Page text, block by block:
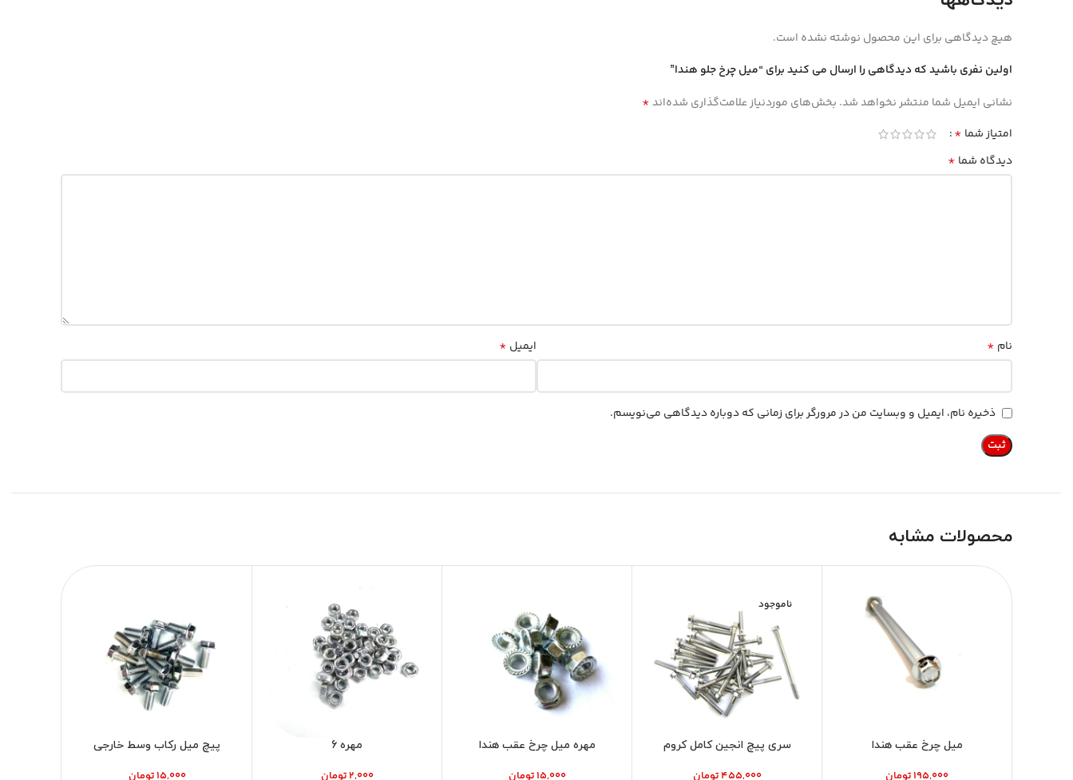
هیچ دیدگاهی برای این محصول نوشته نشده است.
اولین نفری باشید که دیدگاهی را ارسال می کنید برای “میل چرخ جلو هندا”
نشانی ایمیل شما منتشر نخواهد شد. بخش‌های موردنیاز علامت‌گذاری شده‌اند*
امتیاز شما *
دیدگاه شما *
نام * ایمیل *
ذخیره نام، ایمیل و وبسایت من در مرورگر برای زمانی که دوباره دیدگاهی می‌نویسم.
محصولات مشابه
میل چرخ عقب هندا
تومان
ناموجود
سری پیچ انجین کامل کروم
تومان
مهره میل چرخ عقب هندا
تومان
مهره 6
تومان
پیچ میل رکاب وسط خارجی
تومان